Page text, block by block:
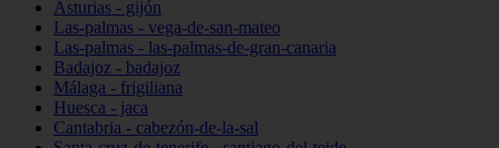
Asturias - gijón
Las-palmas - vega-de-san-mateo
Las-palmas - las-palmas-de-gran-canaria
Badajoz - badajoz
Málaga - frigiliana
Huesca - jaca
Cantabria - cabezón-de-la-sal